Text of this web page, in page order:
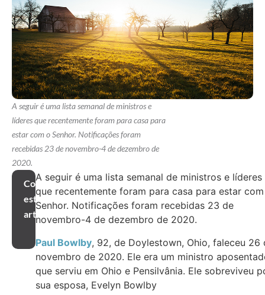
A seguir é uma lista semanal de ministros e
líderes que recentemente foram para casa para
estar com o Senhor. Notificações foram
recebidas 23 de novembro-4 de dezembro de
2020.
Compartilhar
este
artigo
A seguir é uma lista semanal de ministros e líderes
que recentemente foram para casa para estar
Senhor. Notificações foram recebidas 23 de
novembro-4 de dezembro de 2020.
Paul Bowlby, 92, de Doylestown, Ohio, faleceu 26
novembro de 2020. Ele era um ministro
que serviu em Ohio e Pensilvânia. Ele sobreviveu
sua esposa, Evelyn Bowlby